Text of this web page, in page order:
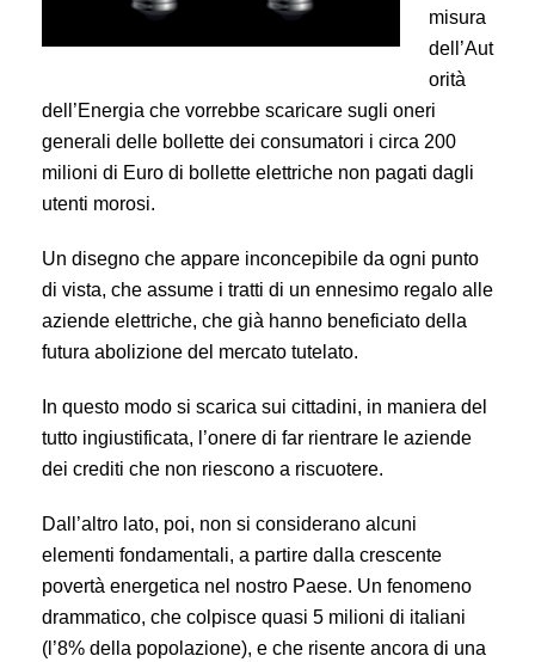
misura
dell’Aut
orità
dell’Energia che vorrebbe scaricare sugli oneri
generali delle bollette dei consumatori i circa 200
milioni di Euro di bollette elettriche non pagati dagli
utenti morosi.
Un disegno che appare inconcepibile da ogni punto
di vista, che assume i tratti di un ennesimo regalo alle
aziende elettriche, che già hanno beneficiato della
futura abolizione del mercato tutelato.
In questo modo si scarica sui cittadini, in maniera del
tutto ingiustificata, l’onere di far rientrare le aziende
dei crediti che non riescono a riscuotere.
Dall’altro lato, poi, non si considerano alcuni
elementi fondamentali, a partire dalla crescente
povertà energetica nel nostro Paese. Un fenomeno
drammatico, che colpisce quasi 5 milioni di italiani
(l’8% della popolazione), e che risente ancora di una